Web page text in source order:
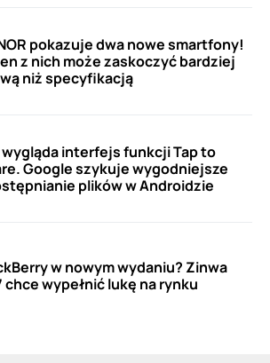
pokazuje dwa nowe smartfony!
z nich może zaskoczyć bardziej
niż specyfikacją
wygląda interfejs funkcji Tap to
Google szykuje wygodniejsze
plików w Androidzie
w nowym wydaniu? Zinwa
chce wypełnić lukę na rynku